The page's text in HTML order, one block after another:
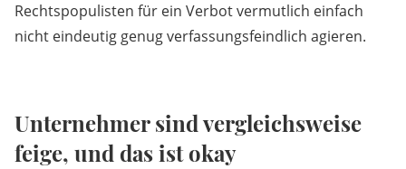
Rechtspopulisten für ein Verbot vermutlich einfach
nicht eindeutig genug verfassungsfeindlich agieren.
Unternehmer sind vergleichsweise
feige, und das ist okay